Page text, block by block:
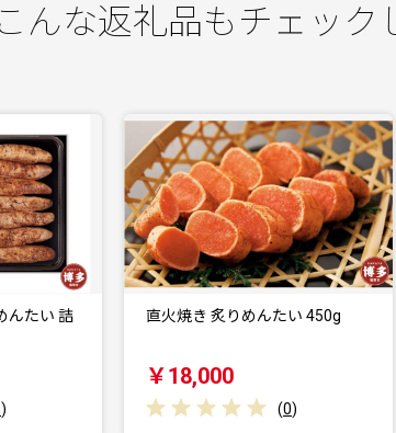
んな返礼品もチェック
い 450g
0
明太子 千両華味 無着色 辛子明太
￥11,000
(0